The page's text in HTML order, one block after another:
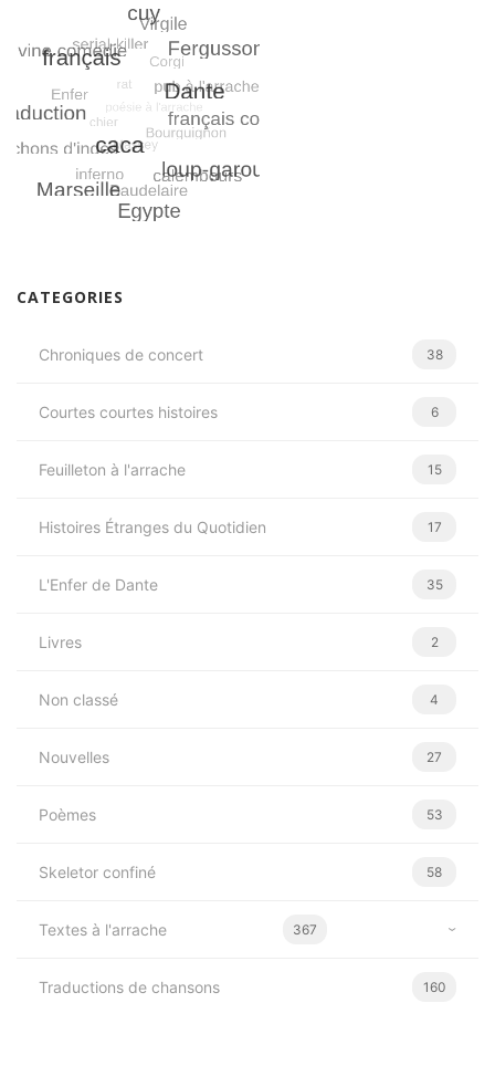
CATEGORIES
Chroniques de concert 38
Courtes courtes histoires 6
Feuilleton à l'arrache 15
Histoires Étranges du Quotidien 17
L'Enfer de Dante 35
Livres 2
Non classé 4
Nouvelles 27
Poèmes 53
Skeletor confiné 58
Textes à l'arrache 367
Traductions de chansons 160